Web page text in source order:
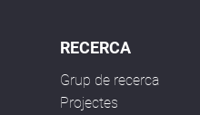
RECERCA
Grup de recerca
Projectes